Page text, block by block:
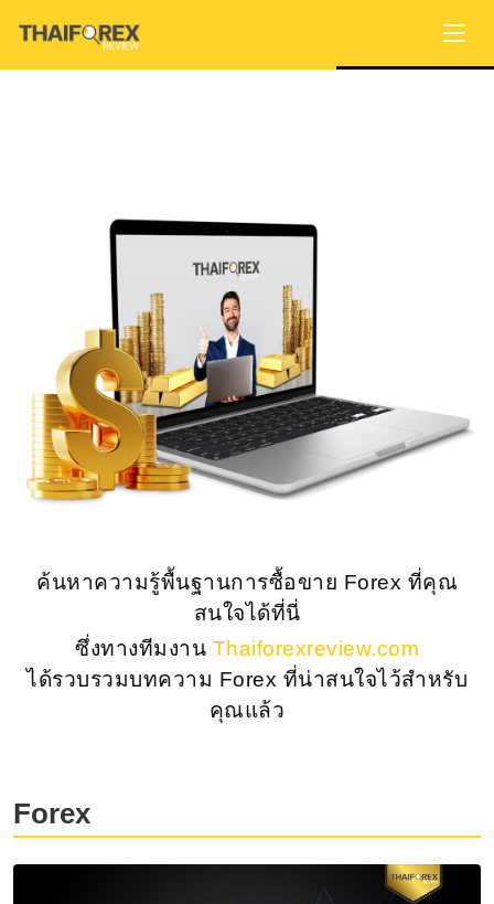
ค้นหาความรู้พื้นฐานการซื้อขาย Forex ที่คุณ
สนใจได้ที่นี่
ซึ่งทางทีมงาน Thaiforexreview.com
ได้รวบรวมบทความ Forex ที่น่าสนใจไว้สำหรับ
คุณแล้ว
Forex